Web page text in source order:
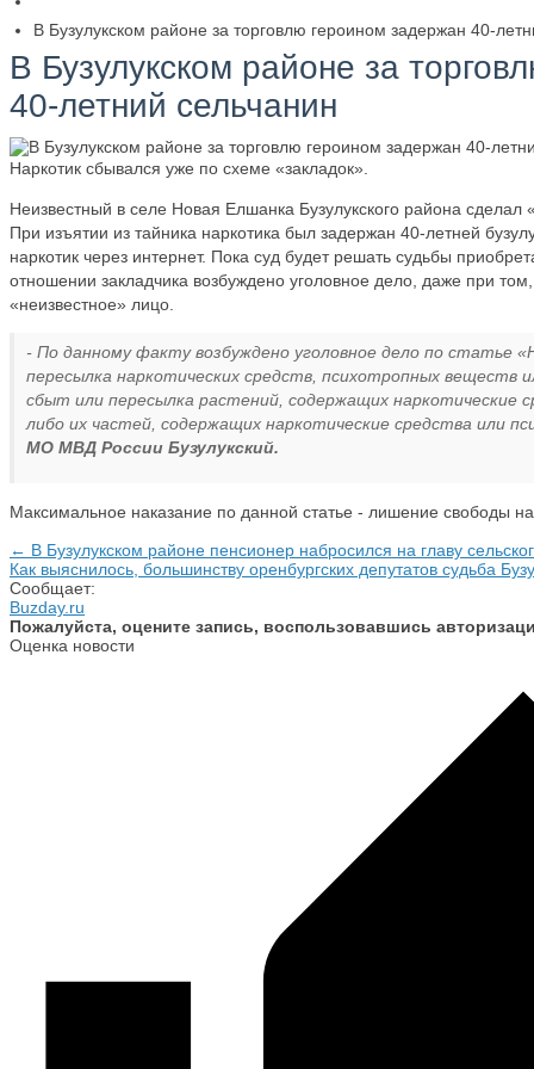
В Бузулукском районе за торговлю героином задержан 40-
В Бузулукском районе за
40-летний сельчанин
Наркотик сбывался уже по схеме «закладок».
Неизвестный в селе Новая Елшанка Бузулукского района
При изъятии из тайника наркотика был задержан 40-летней
наркотик через интернет. Пока суд будет решать судьбы
отношении закладчика возбуждено уголовное дело, даже при
«неизвестное» лицо.
- По данному факту возбуждено уголовное дело по статье
пересылка наркотических средств, психотропных веществ
сбыт или пересылка растений, содержащих наркотические
либо их частей, содержащих наркотические средства или
МО МВД России Бузулукский.
Максимальное наказание по данной статье - лишение свободы
← В Бузулукском районе пенсионер набросился на главу
Как выяснилось, большинству оренбургских депутатов судьба
Сообщает:
Buzday.ru
Пожалуйста, оцените запись, воспользовавшись
Оценка новости